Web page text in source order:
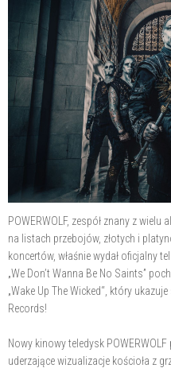
POWERWOLF, zespół znany z
na listach przebojów, złotych i
koncertów, właśnie wydał oficjalny
„We Don’t Wanna Be No Saints”
„Wake Up The Wicked“, który
Records!
Nowy kinowy teledysk
uderzające wizualizacje kościoła z